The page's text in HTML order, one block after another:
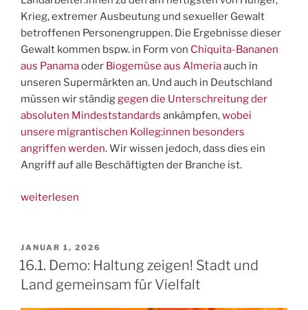
Krieg, extremer Ausbeutung und sexueller Gewalt
betroffenen Personengruppen. Die Ergebnisse dieser
Gewalt kommen bspw. in Form von Chiquita-Bananen
aus Panamaoder Biogemüse aus Almeriaauch in
unseren Supermärkten an. Und auch in Deutschland
müssen wir ständiggegen die Unterschreitung der
absoluten Mindeststandards ankämpfen,wobei
unsere migrantischen Kolleg:innen besonders
angriffen werden. Wir wissen jedoch, dass dies ein
Angriff auf alle Beschäftigten der Branche ist.
„Wir
satt!
Landarbeiter:innen
für
Ernährungssouveränität
weiterlesen
VERÖFFENTLICHT
AM
JANUAR 1, 2026
16.1. Demo: Haltung zeigen! Stadt und
Land gemeinsam für Vielfalt